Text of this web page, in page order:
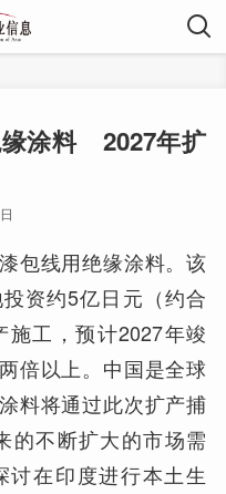
涂料 2027年扩
线用绝缘涂料。该
资约5亿日元（约合
工，预计2027年竣
倍以上。中国是全球
料将通过此次扩产捕
的不断扩大的市场需
在印度进行本土生